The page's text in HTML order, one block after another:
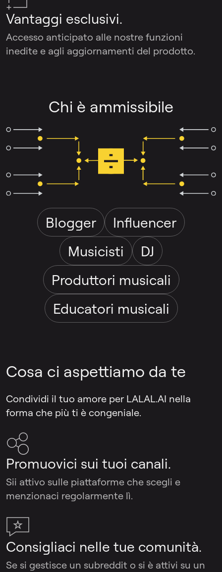
Vantaggi esclusivi.
Accesso anticipato alle nostre funzioni
inedite e agli aggiornamenti del prodotto.
Chi è ammissibile
Blogger
Influencer
Musicisti
DJ
Produttori musicali
Educatori musicali
Cosa ci aspettiamo da te
Condividi il tuo amore per LALAL.AI nella
forma che più ti è congeniale.
Promuovici sui tuoi canali.
Sii attivo sulle piattaforme che scegli e
menzionaci regolarmente lì.
Consigliaci nelle tue comunità.
Se si gestisce un subreddit o si è attivi su un